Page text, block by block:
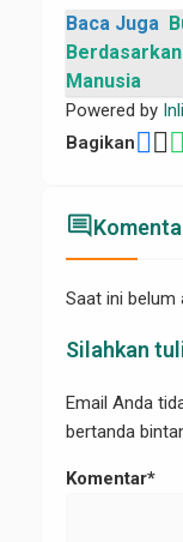
Baca Juga
Manusia
Powered by
Bagikan
comment
Saat ini
Silahkan
Email Anda
bertanda
Komentar*